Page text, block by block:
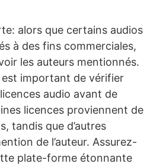
alors que certains audios
à des fins commerciales,
les auteurs mentionnés.
est important de vérifier
audio avant de
licences proviennent de
tandis que d’autres
de l’auteur. Assurez-
plate-forme étonnante